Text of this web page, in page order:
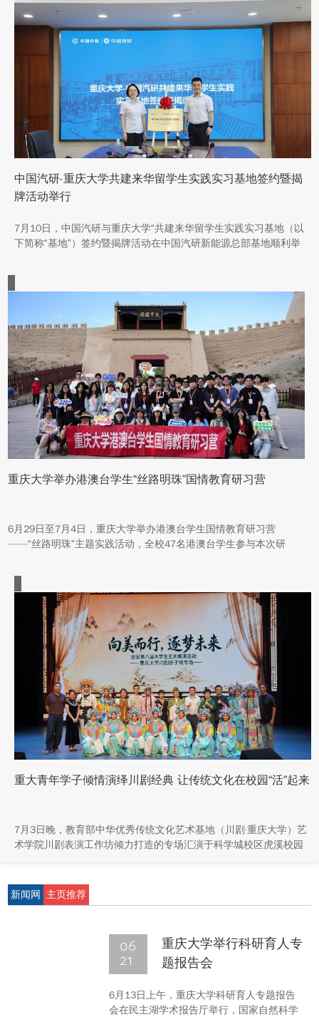
中国汽研-重庆大学共建来华留学生实践实习基地签约暨揭
牌活动举行
7月10日，中国汽研与重庆大学“共建来华留学生实践实习基地（以
下简称“基地”）签约暨揭牌活动在中国汽研新能源总部基地顺利举
与交流处处长兼留学生事务管理中心主任阳春出席活动，双方相关
职能负责人、教师代表及来华留学生代表共同参与。
重庆大学举办港澳台学生“丝路明珠”国情教育研习营
6月29日至7月4日，重庆大学举办港澳台学生国情教育研习营
——“丝路明珠”主题实践活动，全校47名港澳台学生参与本次研
多地实地走访，深入了解国家在丝路文明传承、世界文化遗产保
护、西北地质生态治理等方面的建设成就与发展路径。
重大青年学子倾情演绎川剧经典 让传统文化在校园“活”起来
7月3日晚，教育部中华优秀传统文化艺术基地（川剧·重庆大学）艺
术学院川剧表演工作坊倾力打造的专场汇演于科学城校区虎溪校园
新闻网
主页推荐
06
21
重庆大学举行科研育人专
题报告会
6月13日上午，重庆大学科研育人专题报告
会在民主湖学术报告厅举行，国家自然科学